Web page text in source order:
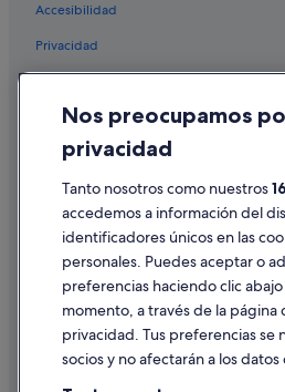
Accesibilidad
Privacidad
Condiciones de uso
Información legal/contacto
Pautas sobre el contenido y cómo
Ayuda
Cancelar un vuelo
Cancelar una reserva de hotel o de un
Nos preocupamos
privacidad
Tanto nosotros como nuestros16
accedemos a información del
identificadores únicos en las
personales. Puedes aceptar o
preferencias haciendo clic
momento, a través de la página
privacidad. Tus preferencias se
socios y no afectarán a los